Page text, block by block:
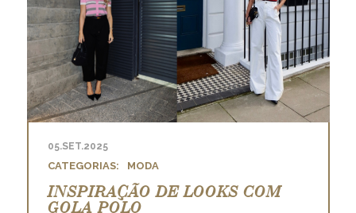
05.SET.2025
MODA
INSPIRAÇÃO DE LOOKS COM
GOLA POLO